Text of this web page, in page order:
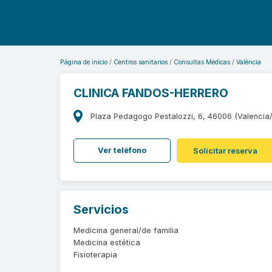
Página de inicio Centros sanitarios Consultas Médicas València
CLINICA FANDOS-HERRERO
Plaza Pedagogo Pestalozzi, 6, 46006
Ver teléfono Solicitar reserva
Servicios
Medicina general/de familia
Medicina estética
Fisioterapia